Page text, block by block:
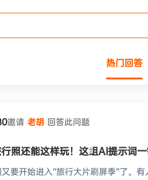
热门回答
邀请 老胡 回答此问题
照还能这样玩！这组AI提示词
要开始进入“旅行大片刷屏季”了。